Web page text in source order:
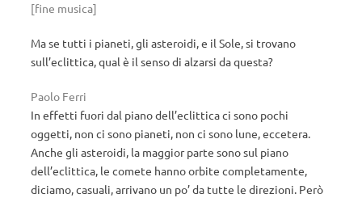
[fine musica]
Ma se tutti i pianeti, gli asteroidi, e il Sole, si trovano
sull’eclittica, qual è il senso di alzarsi da questa?
Paolo Ferri
In effetti fuori dal piano dell’eclittica ci sono pochi
oggetti, non ci sono pianeti, non ci sono lune, eccetera.
Anche gli asteroidi, la maggior parte sono sul piano
dell’eclittica, le comete hanno orbite completamente,
diciamo, casuali, arrivano un po’ da tutte le direzioni. Però